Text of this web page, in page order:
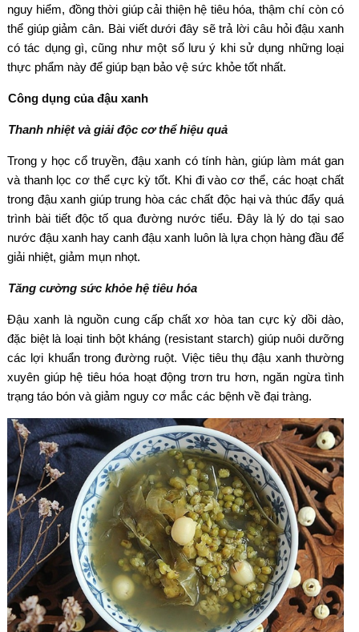
nguy hiểm, đồng thời giúp cải thiện hệ tiêu hóa, thậm chí còn có
thể giúp giảm cân. Bài viết dưới đây sẽ trả lời câu hỏi đậu xanh
có tác dụng gì, cũng như một số lưu ý khi sử dụng những loại
thực phẩm này để giúp bạn bảo vệ sức khỏe tốt nhất.
Công dụng của đậu xanh
Thanh nhiệt và giải độc cơ thể hiệu quả
Trong y học cổ truyền, đậu xanh có tính hàn, giúp làm mát gan
và thanh lọc cơ thể cực kỳ tốt. Khi đi vào cơ thể, các hoạt chất
trong đậu xanh giúp trung hòa các chất độc hại và thúc đẩy quá
trình bài tiết độc tố qua đường nước tiểu. Đây là lý do tại sao
nước đậu xanh hay canh đậu xanh luôn là lựa chọn hàng đầu để
giải nhiệt, giảm mụn nhọt.
Tăng cường sức khỏe hệ tiêu hóa
Đậu xanh là nguồn cung cấp chất xơ hòa tan cực kỳ dồi dào,
đặc biệt là loại tinh bột kháng (resistant starch) giúp nuôi dưỡng
các lợi khuẩn trong đường ruột. Việc tiêu thụ đậu xanh thường
xuyên giúp hệ tiêu hóa hoạt động trơn tru hơn, ngăn ngừa tình
trạng táo bón và giảm nguy cơ mắc các bệnh về đại tràng.